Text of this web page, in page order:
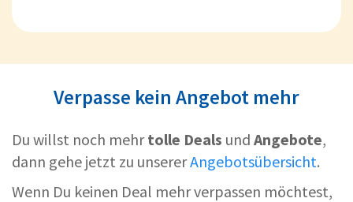
Verpasse kein Angebot mehr
Du willst noch mehrtolle Deals und Angebote,
dann gehe jetzt zu unsererAngebotsübersicht.
Wenn Du keinen Deal mehr verpassen möchtest,